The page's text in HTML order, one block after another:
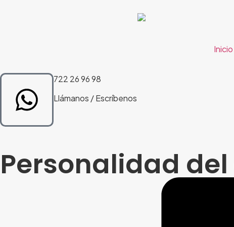
Inicio
722 26 96 98
Llámanos / Escríbenos
Personalidad